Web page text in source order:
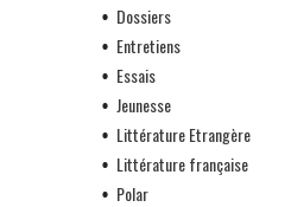
Dossiers
Entretiens
Essais
Jeunesse
Littérature Etrangère
Littérature française
Polar